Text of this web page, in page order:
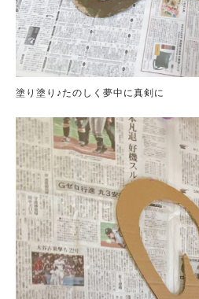
塗り塗り♪たのしく夢中に真剣に